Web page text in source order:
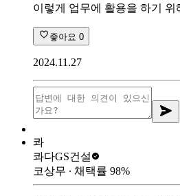
이렇게 업무에 활용을 하기
좋아요 0
2024.11.27
콰
콰다GS건설
코상무 ∙ 채택률 98%